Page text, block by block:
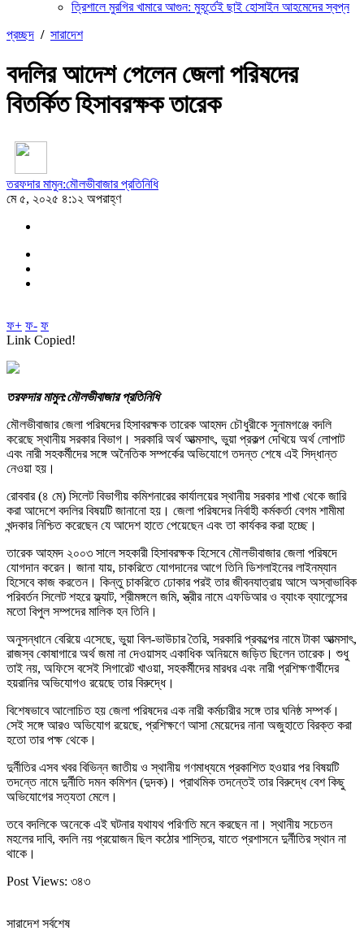
ত্রিশালে মুরগির খামারে আগুন: মুহূর্তেই ছাই হোসাইন আহমেদের স্বপ্ন
প্রচ্ছদ / সারাদেশ
বদলির আদেশ পেলেন জেলা পরিষদের
বিতর্কিত হিসাবরক্ষক তারেক
তরফদার মামুন:মৌলভীবাজার প্রতিনিধি
মে ৫, ২০২৫ ৪:১২ অপরাহ্ণ
ফ+ ফ- ফ
Link Copied!
তরফদার মামুন:মৌলভীবাজার প্রতিনিধি
মৌলভীবাজার জেলা পরিষদের হিসাবরক্ষক তারেক আহমদ চৌধুরীকে সুনামগঞ্জে বদলি
করেছে স্থানীয় সরকার বিভাগ। সরকারি অর্থ আত্মসাৎ, ভুয়া প্রকল্প দেখিয়ে অর্থ লোপাট
এবং নারী সহকর্মীদের সঙ্গে অনৈতিক সম্পর্কের অভিযোগে তদন্ত শেষে এই সিদ্ধান্ত
নেওয়া হয়।
রোববার (৪ মে) সিলেট বিভাগীয় কমিশনারের কার্যালয়ের স্থানীয় সরকার শাখা থেকে জারি
করা আদেশে বদলির বিষয়টি জানানো হয়। জেলা পরিষদের নির্বাহী কর্মকর্তা বেগম শামীমা
খন্দকার নিশ্চিত করেছেন যে আদেশ হাতে পেয়েছেন এবং তা কার্যকর করা হচ্ছে।
তারেক আহমদ ২০০৩ সালে সহকারী হিসাবরক্ষক হিসেবে মৌলভীবাজার জেলা পরিষদে
যোগদান করেন। জানা যায়, চাকরিতে যোগদানের আগে তিনি ডিশলাইনের লাইনম্যান
হিসেবে কাজ করতেন। কিন্তু চাকরিতে ঢোকার পরই তার জীবনযাত্রায় আসে অস্বাভাবিক
পরিবর্তন সিলেট শহরে ফ্ল্যাট, শ্রীমঙ্গলে জমি, স্ত্রীর নামে এফডিআর ও ব্যাংক ব্যালেন্সের
মতো বিপুল সম্পদের মালিক হন তিনি।
অনুসন্ধানে বেরিয়ে এসেছে, ভুয়া বিল-ভাউচার তৈরি, সরকারি প্রকল্পের নামে টাকা আত্মসাৎ,
রাজস্ব কোষাগারে অর্থ জমা না দেওয়াসহ একাধিক অনিয়মে জড়িত ছিলেন তারেক। শুধু
তাই নয়, অফিসে বসেই সিগারেট খাওয়া, সহকর্মীদের মারধর এবং নারী প্রশিক্ষণার্থীদের
হয়রানির অভিযোগও রয়েছে তার বিরুদ্ধে।
বিশেষভাবে আলোচিত হয় জেলা পরিষদের এক নারী কর্মচারীর সঙ্গে তার ঘনিষ্ঠ সম্পর্ক।
সেই সঙ্গে আরও অভিযোগ রয়েছে, প্রশিক্ষণে আসা মেয়েদের নানা অজুহাতে বিরক্ত করা
হতো তার পক্ষ থেকে।
দুর্নীতির এসব খবর বিভিন্ন জাতীয় ও স্থানীয় গণমাধ্যমে প্রকাশিত হওয়ার পর বিষয়টি
তদন্তে নামে দুর্নীতি দমন কমিশন (দুদক)। প্রাথমিক তদন্তেই তার বিরুদ্ধে বেশ কিছু
অভিযোগের সত্যতা মেলে।
তবে বদলিকে অনেকে এই ঘটনার যথাযথ পরিণতি মনে করছেন না। স্থানীয় সচেতন
মহলের দাবি, বদলি নয় প্রয়োজন ছিল কঠোর শাস্তির, যাতে প্রশাসনে দুর্নীতির স্থান না
থাকে।
Post Views: ৩৪৩
সারাদেশ সর্বশেষ